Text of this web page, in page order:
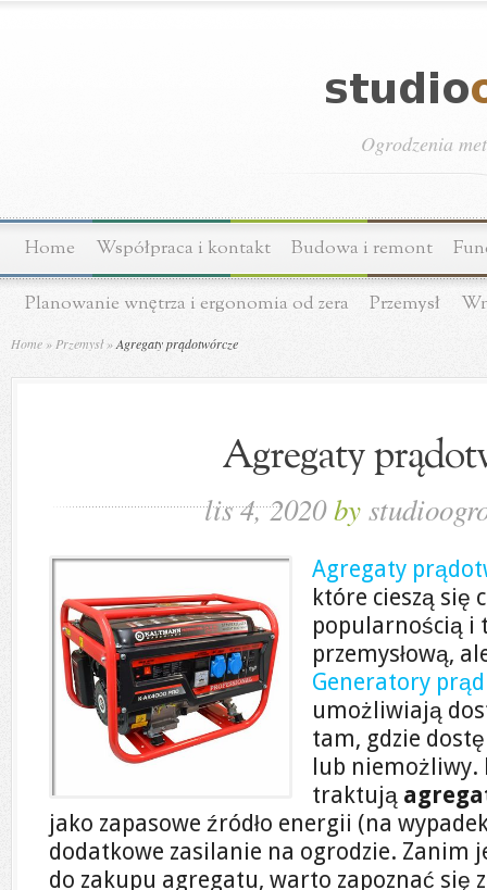
Ogrodzenia
Home Współpraca i kontakt Budowa i remont
Planowanie wnętrza i ergonomia od zera Przemysł
Home » Przemysł »Agregaty prądotwórcze
Agregaty
lis 4, 2020by
Agregaty
które cieszą się
popularnością i
przemysłową,
Generatory
umożliwiają
tam, gdzie
lub niemożliwy.
traktują
jako zapasowe źródło energii (na
dodatkowe zasilanie na ogrodzie. Zanim
do zakupu agregatu, warto zapoznać się